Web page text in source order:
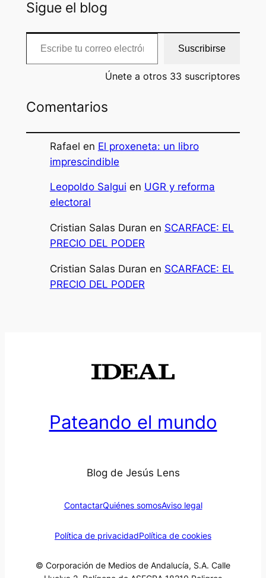
Sigue el blog
Escribe tu correo electrónico…
Suscribirse
Únete a otros 33 suscriptores
Comentarios
Rafael en El proxeneta: un libro
imprescindible
Leopoldo Salgui en UGR y reforma
electoral
Cristian Salas Duran en SCARFACE: EL
PRECIO DEL PODER
Cristian Salas Duran en SCARFACE: EL
PRECIO DEL PODER
Pateando el mundo
Blog de Jesús Lens
ContactarQuiénes somosAviso legal
Política de privacidadPolítica de cookies
© Corporación de Medios de Andalucía, S.A. Calle